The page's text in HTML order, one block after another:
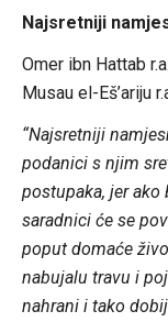
Najsretniji
Omer ibn Hattab
Musau el-Eš’ariju
“Najsretniji
podanici s njim
postupaka, jer
saradnici će se
poput domaće
nabujalu travu i
nahrani i tako